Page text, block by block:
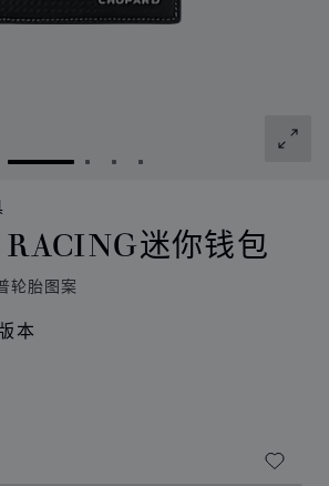
转到幻灯片 1转到幻灯片 2
转到幻灯片 3
转到幻灯片 4
迷你钱包
轮胎图案
本